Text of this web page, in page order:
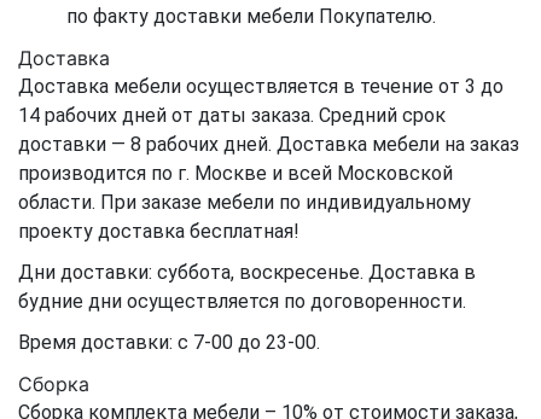
по факту доставки мебели Покупателю.
Доставка
Доставка мебели осуществляется в течение от 3 до
14 рабочих дней от даты заказа. Средний срок
доставки — 8 рабочих дней. Доставка мебели на заказ
производится по г. Москве и всей Московской
области. При заказе мебели по индивидуальному
проекту доставка бесплатная!
Дни доставки: суббота, воскресенье. Доставка в
будние дни осуществляется по договоренности.
Время доставки: с 7-00 до 23-00.
Сборка
Сборка комплекта мебели – 10% от стоимости заказа,